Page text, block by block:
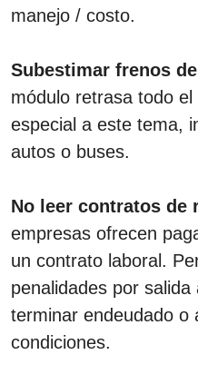
manejo / costo.
Subestimar frenos
módulo retrasa todo
especial a este tema,
autos o buses.
No leer contratos de
empresas ofrecen
un contrato laboral.
penalidades por
terminar endeudado o
condiciones.